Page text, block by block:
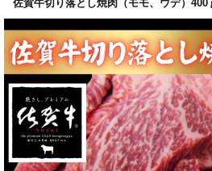
佐賀牛切り落とし焼肉（モモ、ウデ）400